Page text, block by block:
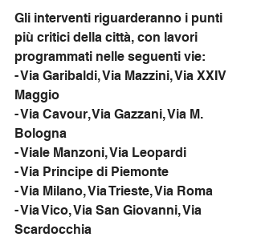
Gli interventi riguarderanno i punti
più critici della città, con lavori
programmati nelle seguenti vie:
- Via Garibaldi, Via Mazzini, Via XXIV
Maggio
- Via Cavour, Via Gazzani, Via M.
Bologna
- Viale Manzoni, Via Leopardi
- Via Principe di Piemonte
- Via Milano, Via Trieste, Via Roma
- Via Vico, Via San Giovanni, Via
Scardocchia